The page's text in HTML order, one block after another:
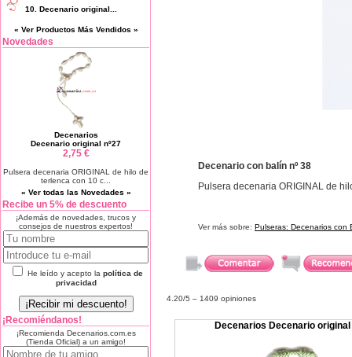
10. Decenario original...
« Ver Productos Más Vendidos »
Novedades
Decenarios
Decenario original nº27
2,75 €
Pulsera decenaria ORIGINAL de hilo de
terlenca con 10 c...
« Ver todas las Novedades »
Recibe un 5% de descuento
¡Además de novedades, trucos y
consejos de nuestros expertos!
He leído y acepto la política de
privacidad
¡Recomiéndanos!
¡Recomienda Decenarios.com.es
(Tienda Oficial) a un amigo!
Decenario con balín nº 38
Pulsera decenaria ORIGINAL de
Ver más sobre: Pulseras: Decenarios con
4.20/5 – 1409 opiniones
Decenarios Decenario original